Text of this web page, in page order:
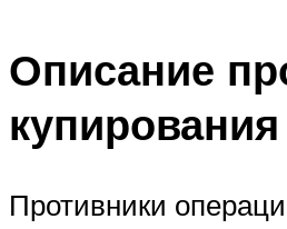
Описание
купирования
Противники